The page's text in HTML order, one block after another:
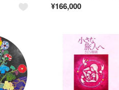
¥166,000